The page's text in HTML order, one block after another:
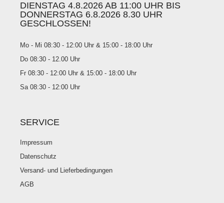
DIENSTAG 4.8.2026 AB 11:00 UHR BIS
DONNERSTAG 6.8.2026 8.30 UHR
GESCHLOSSEN!
Mo - Mi 08:30 - 12:00 Uhr & 15:00 - 18:00 Uhr
Do 08:30 - 12.00 Uhr
Fr 08:30 - 12:00 Uhr & 15:00 - 18:00 Uhr
Sa 08:30 - 12:00 Uhr
SERVICE
Impressum
Datenschutz
Versand- und Lieferbedingungen
AGB